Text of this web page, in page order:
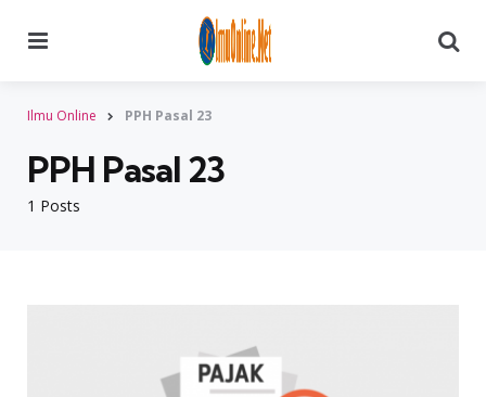
Ilmu Online PPH Pasal 23
1 Posts
PPH Pasal 23